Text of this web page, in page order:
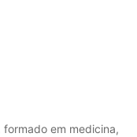
formado em medicina,